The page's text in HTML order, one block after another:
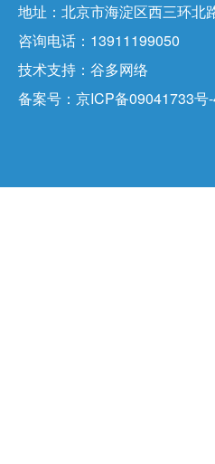
地址：北京市海淀区西三环北
咨询电话：13911199050
技术支持： 谷多网络
备案号： 京ICP备09041733号